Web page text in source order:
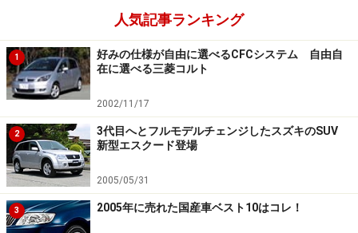
人気記事ランキング
1
好みの仕様が自由に選べるCFCシステム 自由自
在に選べる三菱コルト
2002/11/17
2
3代目へとフルモデルチェンジしたスズキのSUV
新型エスクード登場
2005/05/31
3 2005年に売れた国産車ベスト10はコレ！